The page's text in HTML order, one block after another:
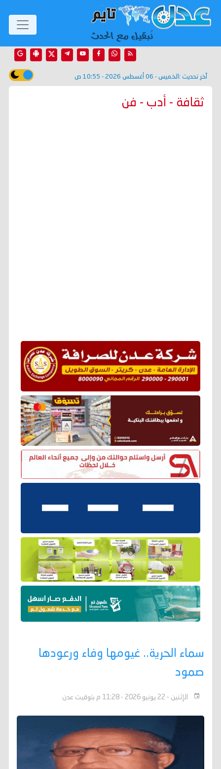
آخر تحديث : الخميس - 06 أغسطس 2026 - 10:55 ص
ثقافة - أدب - فن
سماء الحرية.. غيومها وفاء ورعودها
صمود
الإثنين - 22 يونيو 2026 - 11:28 م بتوقيت عدن